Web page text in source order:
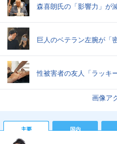
森喜朗氏の「影響力」が
巨人のベテラン左腕が「
性被害者の友人「ラッキ
画像ア
主要 国内